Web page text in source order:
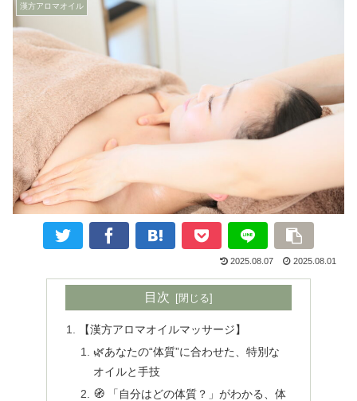
漢方アロマオイル
2025.08.07 2025.08.01
目次
【漢方アロマオイルマッサージ】
🌿あなたの“体質”に合わせた、特別な
オイルと手技
🧭 「自分はどの体質？」がわかる、体